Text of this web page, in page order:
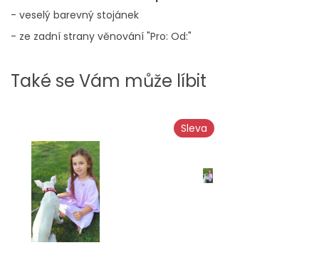
- veselý barevný stojánek
- ze zadní strany věnování "Pro: Od:"
Také se Vám může líbit
Sleva